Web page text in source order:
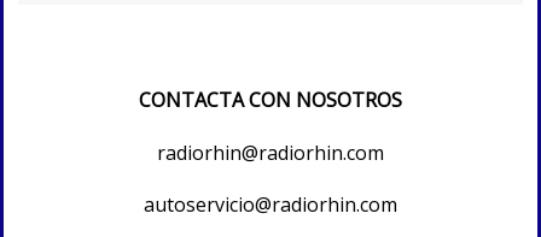
CONTACTA CON NOSOTROS
radiorhin@radiorhin.com
autoservicio@radiorhin.com